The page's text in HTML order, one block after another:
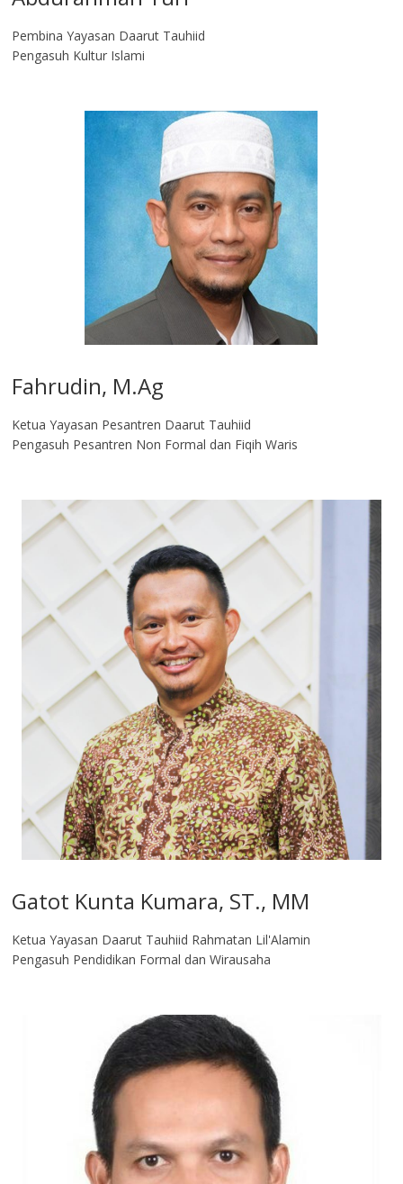
Pembina Yayasan Daarut Tauhiid
Pengasuh Kultur Islami
Fahrudin, M.Ag​
Ketua Yayasan Pesantren Daarut Tauhiid
Pengasuh Pesantren Non Formal dan Fiqih Waris
Gatot Kunta Kumara, ST., MM
Ketua Yayasan Daarut Tauhiid Rahmatan Lil'Alamin
Pengasuh Pendidikan Formal dan Wirausaha